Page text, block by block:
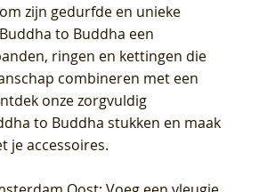
zijn gedurfde en unieke
to Buddha een
ringen en kettingen die
combineren met een
onze zorgvuldig
to Buddha stukken en maak
je accessoires.